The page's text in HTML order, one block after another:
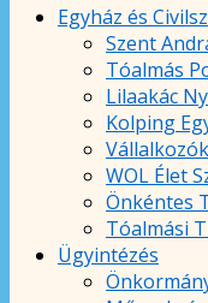
Egyház és
Szent
Tóalmás
Lilaakác
Kolping
WOL Élet
Önkéntes
Tóalmási
Ügyintézés